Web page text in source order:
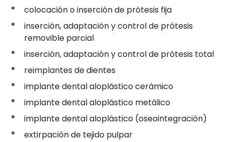
colocación o inserción de prótesis fija
inserción, adaptación y control de prótesis
removible parcial
inserción, adaptación y control de prótesis total
reimplantes de dientes
implante dental aloplástico cerámico
implante dental aloplástico metálico
implante dental aloplástico (oseointegración)
extirpación de tejido pulpar